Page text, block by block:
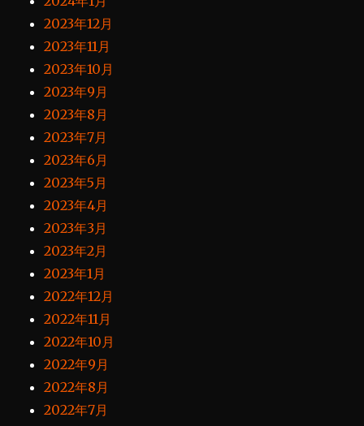
2023年12月
2023年11月
2023年10月
2023年9月
2023年8月
2023年7月
2023年6月
2023年5月
2023年4月
2023年3月
2023年2月
2023年1月
2022年12月
2022年11月
2022年10月
2022年9月
2022年8月
2022年7月